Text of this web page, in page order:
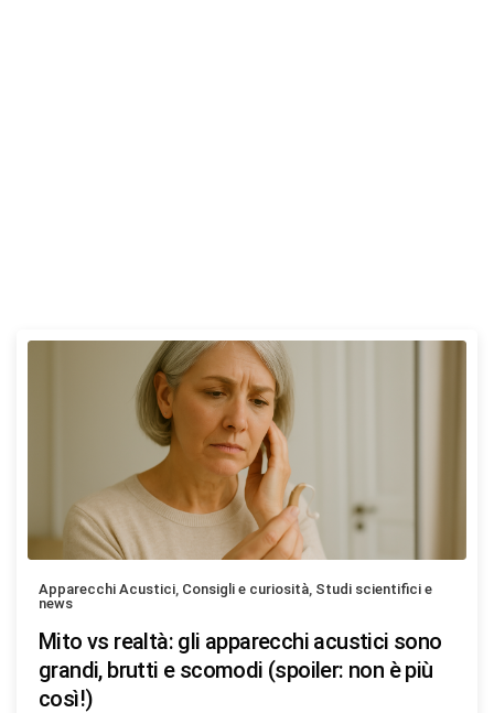
Apparecchi Acustici Consigli e curiosità Studi scientifici e
news
Mito vs realtà: gli apparecchi acustici sono
grandi, brutti e scomodi (spoiler: non è più
così!)